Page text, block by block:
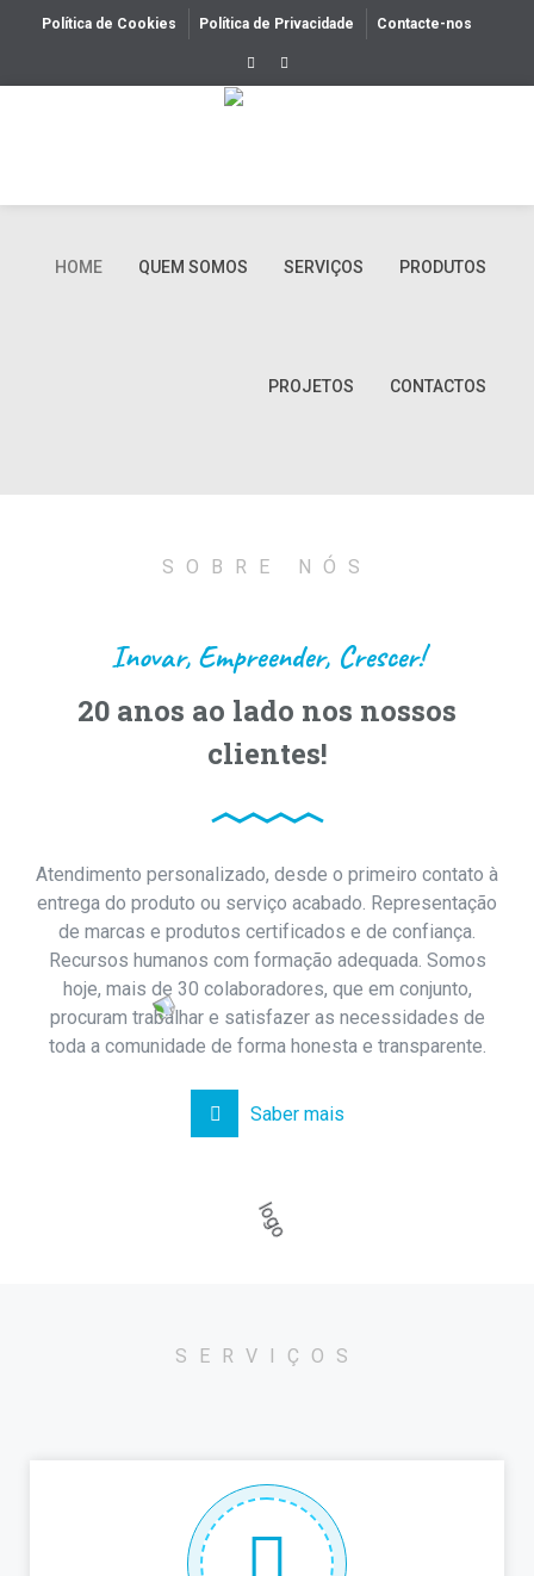
Política de Cookies Política de Privacidade Contacte-nos
HOME QUEM SOMOS SERVIÇOS PRODUTOS
PROJETOS CONTACTOS
SOBRE NÓS
Inovar, Empreender, Crescer!
20 anos ao lado nos nossos
clientes!
Atendimento personalizado, desde o primeiro contato à
entrega do produto ou serviço acabado. Representação
de marcas e produtos certificados e de confiança.
Recursos humanos com formação adequada. Somos
hoje, mais de 30 colaboradores, que em conjunto,
procuram trabalhar e satisfazer as necessidades de
toda a comunidade de forma honesta e transparente.
Saber mais
SERVIÇOS